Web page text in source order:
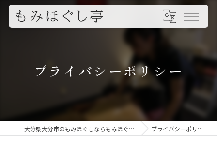
プライバシーポリシー
大分県大分市のもみほぐしならもみほぐし亭 プライバシーポリシー